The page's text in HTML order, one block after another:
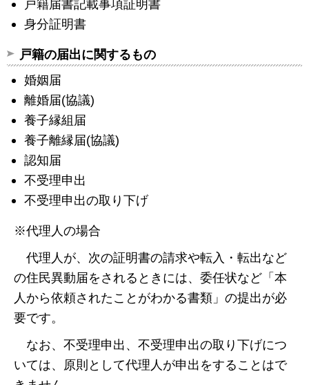
戸籍届書記載事項証明書
身分証明書
戸籍の届出に関するもの
婚姻届
離婚届(協議)
養子縁組届
養子離縁届(協議)
認知届
不受理申出
不受理申出の取り下げ
※代理人の場合
代理人が、次の証明書の請求や転入・転出など
の住民異動届をされるときには、委任状など「本
人から依頼されたことがわかる書類」の提出が必
要です。
なお、不受理申出、不受理申出の取り下げにつ
いては、原則として代理人が申出をすることはで